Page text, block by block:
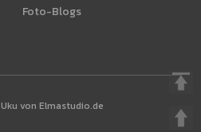
Foto-Blogs
Uku von Elmastudio.de